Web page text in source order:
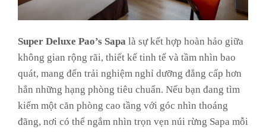
Super Deluxe Pao’s Sapa là sự kết hợp hoàn hảo giữa
không gian rộng rãi, thiết kế tinh tế và tầm nhìn bao
quát, mang đến trải nghiệm nghỉ dưỡng đẳng cấp hơn
hẳn những hạng phòng tiêu chuẩn. Nếu bạn đang tìm
kiếm một căn phòng cao tầng với góc nhìn thoáng
đãng, nơi có thể ngắm nhìn trọn vẹn núi rừng Sapa mỗi